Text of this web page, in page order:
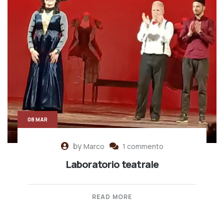
byMarco 1 commento
Laboratorio teatrale
READ MORE
08 MAR